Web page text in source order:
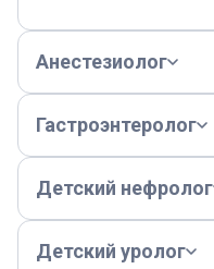
Анестезиолог
Гастроэнтеролог
Детский нефролог
Детский уролог